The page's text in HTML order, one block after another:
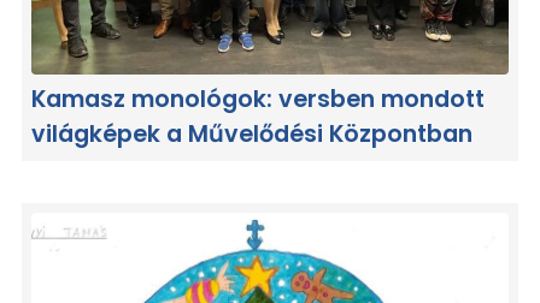
Kamasz monológok: versben mondott
világképek a Művelődési Központban